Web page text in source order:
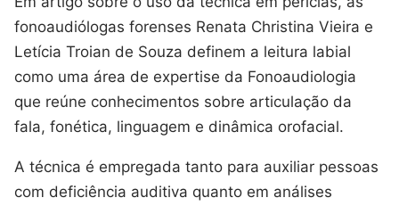
fonoaudiólogas forenses Renata Christina Vieira e
Letícia Troian de Souza definem a leitura labial
como uma área de expertise da Fonoaudiologia
que reúne conhecimentos sobre articulação da
fala, fonética, linguagem e dinâmica orofacial.
A técnica é empregada tanto para auxiliar pessoas
com deficiência auditiva quanto em análises